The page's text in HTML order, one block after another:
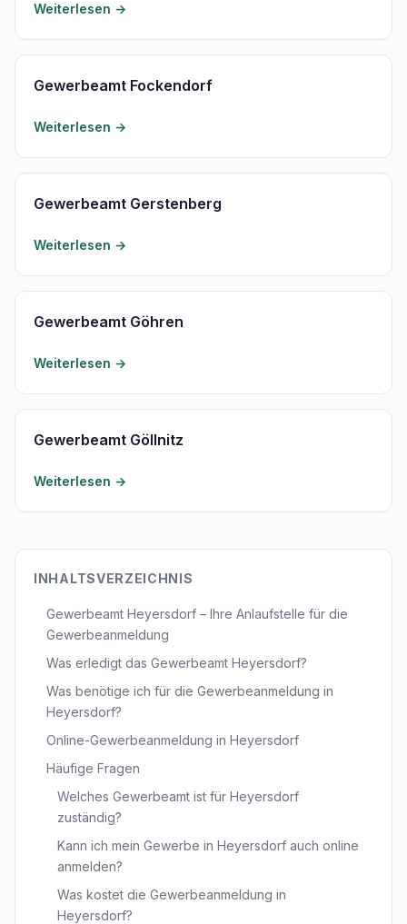
Weiterlesen →
Gewerbeamt Fockendorf
Weiterlesen →
Gewerbeamt Gerstenberg
Weiterlesen →
Gewerbeamt Göhren
Weiterlesen →
Gewerbeamt Göllnitz
Weiterlesen →
INHALTSVERZEICHNIS
Gewerbeamt Heyersdorf – Ihre Anlaufstelle für die
Gewerbeanmeldung
Was erledigt das Gewerbeamt Heyersdorf?
Was benötige ich für die Gewerbeanmeldung in
Heyersdorf?
Online-Gewerbeanmeldung in Heyersdorf
Häufige Fragen
Welches Gewerbeamt ist für Heyersdorf
zuständig?
Kann ich mein Gewerbe in Heyersdorf auch online
anmelden?
Was kostet die Gewerbeanmeldung in
Heyersdorf?